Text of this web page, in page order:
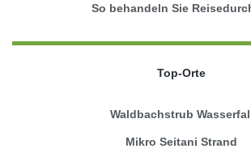
So behandeln Sie
Top-Orte
Waldbachstrub
Mikro Seitani Strand